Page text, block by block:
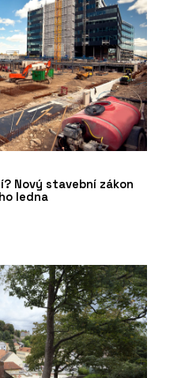
Nový stavební zákon
ledna